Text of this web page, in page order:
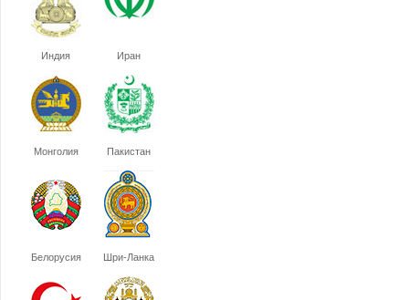
Индия Иран
Монголия Пакистан
Белорусия Шри-Ланка